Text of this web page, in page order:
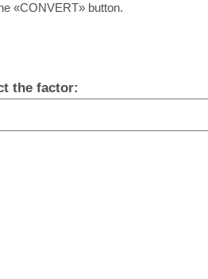
«CONVERT» button.
the factor: